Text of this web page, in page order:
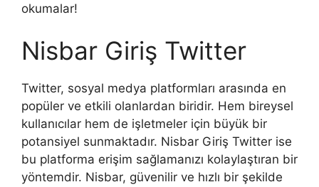
okumalar!
Nisbar Giriş Twitter
Twitter, sosyal medya platformları arasında en
popüler ve etkili olanlardan biridir. Hem bireysel
kullanıcılar hem de işletmeler için büyük bir
potansiyel sunmaktadır. Nisbar Giriş Twitter ise
bu platforma erişim sağlamanızı kolaylaştıran bir
yöntemdir. Nisbar, güvenilir ve hızlı bir şekilde